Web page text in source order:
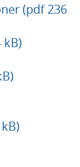
(pdf 236
kB)